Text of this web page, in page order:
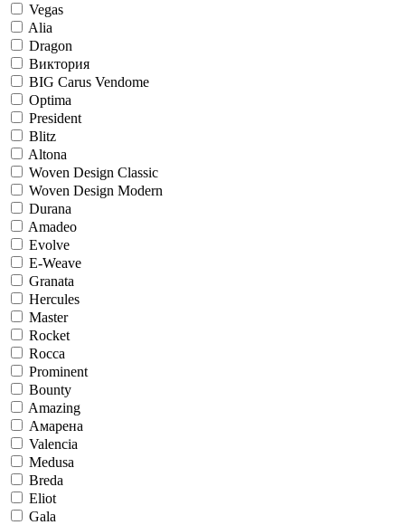
Vegas
Alia
Dragon
Виктория
BIG Carus Vendome
Optima
President
Blitz
Altona
Woven Design Classic
Woven Design Modern
Durana
Amadeo
Evolve
E-Weave
Granata
Hercules
Master
Rocket
Rocca
Prominent
Bounty
Amazing
Амарена
Valencia
Medusa
Breda
Eliot
Gala